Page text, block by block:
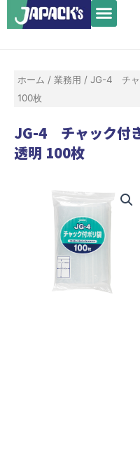
容
メ
ニ
ホーム / 業務用 / JG-4 チャ
100枚
JG-4 チャック付
透明 100枚